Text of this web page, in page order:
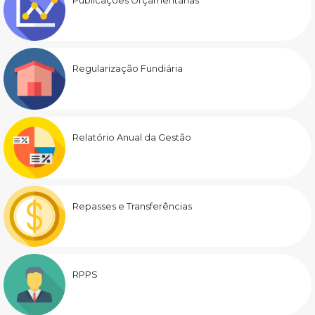
Regularização Fundiária
Relatório Anual da Gestão
Repasses e Transferências
RPPS